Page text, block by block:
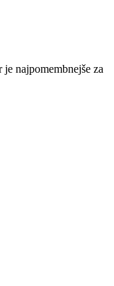
najpomembnejše za